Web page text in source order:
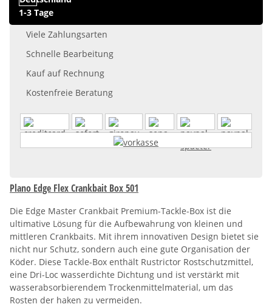
1-3 Tage
Viele Zahlungsarten
Schnelle Bearbeitung
Kauf auf Rechnung
Kostenfreie Beratung
Plano Edge Flex Crankbait Box 501
Die Edge Master Crankbait Premium-Tackle-Box ist die
ultimative Lösung für die Aufbewahrung von kleinen und
mittleren Crankbaits. Mit ihrem innovativen Design bietet sie
nicht nur Schutz, sondern auch eine gute Organisation der
Köder. Diese Tackle-Box enthält Rustrictor Rostschutzmittel,
eine Dri-Loc wasserdichte Dichtung und ist verstärkt mit
wasserabsorbierendem Trockenmittelmaterial, um das
Rosten der haken zu vermeiden.